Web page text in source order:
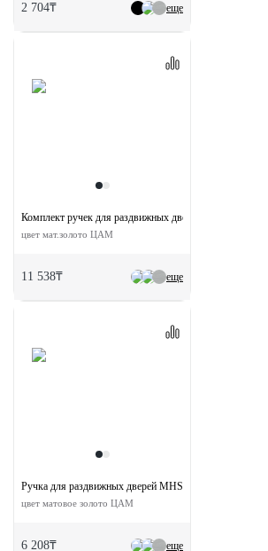
еще
2 704₸
еще
Комплект ручек для раздвижных дверей MHS-1 WC SG
цвет мат.золото ЦАМ
11 538₸
еще
Ручка для раздвижных дверей MHS-1 SG
цвет матовое золото ЦАМ
6 208₸